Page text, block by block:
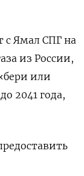
​с Ямал СПГ на
из России,
или
2041 года,